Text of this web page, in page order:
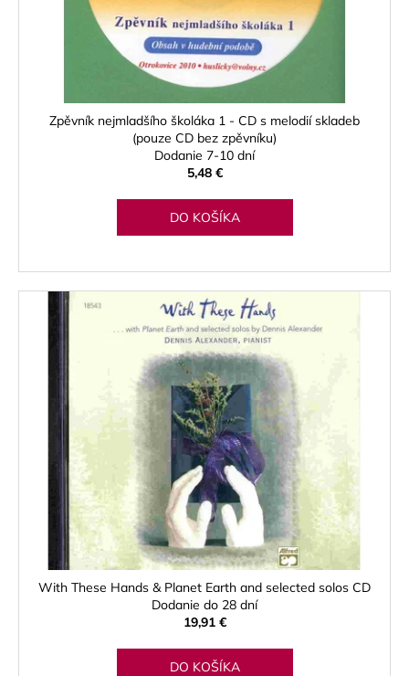
Zpěvník nejmladšího školáka 1 - CD s melodií skladeb
(pouze CD bez zpěvníku)
Dodanie 7-10 dní
5,48 €
DO KOŠÍKA
With These Hands & Planet Earth and selected solos CD
Dodanie do 28 dní
19,91 €
DO KOŠÍKA